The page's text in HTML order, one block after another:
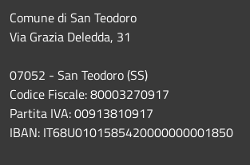
Comune di San Teodoro
Via Grazia Deledda, 31
07052 - San Teodoro (SS)
Codice Fiscale: 80003270917
Partita IVA: 00913810917
IBAN: IT68U0101585420000000001850